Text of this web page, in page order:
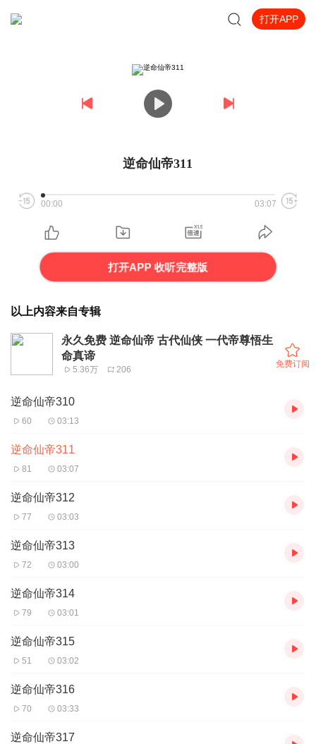
打开APP
逆命仙帝311
00:00 03:07
打开APP 收听完整版
以上内容来自专辑
永久免费 逆命仙帝 古代仙侠 一代帝尊悟生
命真谛
5.36万 206
免费订阅
逆命仙帝310
60 03:13
逆命仙帝311
81 03:07
逆命仙帝312
77 03:03
逆命仙帝313
72 03:00
逆命仙帝314
79 03:01
逆命仙帝315
51 03:02
逆命仙帝316
70 03:33
逆命仙帝317